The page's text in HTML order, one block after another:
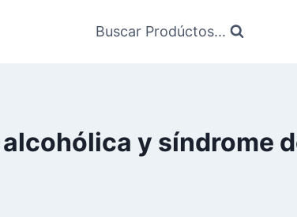
Buscar Prodúctos...
y síndrome